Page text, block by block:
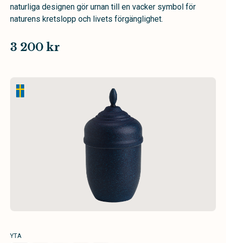
naturliga designen gör urnan till en vacker symbol för
naturens kretslopp och livets förgänglighet.
3 200 kr
YTA